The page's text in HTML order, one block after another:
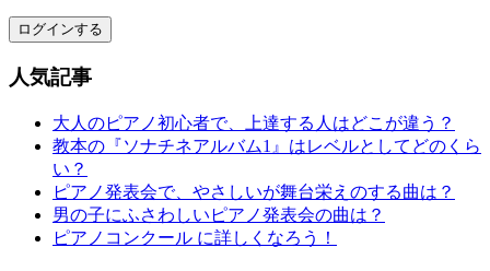
ログインする
人気記事
大人のピアノ初心者で、上達する人はどこが違う？
教本の『ソナチネアルバム1』はレベルとしてどのくら
い？
ピアノ発表会で、やさしいが舞台栄えのする曲は？
男の子にふさわしいピアノ発表会の曲は？
ピアノコンクール に詳しくなろう！